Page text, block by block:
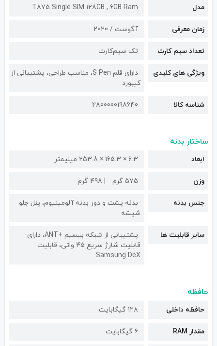
مدل T875 Single SIM 128GB , 6GB Ram
زمان معرفی آگوست / 2020
تعداد سیم کارت تک سیم‌کارت
ویژگی های کلیدی
دارای قلم S Pen، مناسب طراحی، پشتیبانی از
کیبورد
شناسه کالا 2800000198640
ساختار بدنه
ابعاد 6.3 × 165.3 × 253.8 میلیمتر
وزن 575 گرم
جنس بدنه
بدنه پشت و دور بدنه آلومینیوم، پنل جلو
شیشه
سایر قابلیت ها
پشتیبانی از شبکه بیسیم +ANT، دارای
قابلیت شارژ سریع 45 واتی، قابلیت
Samsung DeX
حافظه
حافظه داخلی ۱۲۸ گیگابایت
مقدار RAM ۶ گیگابایت